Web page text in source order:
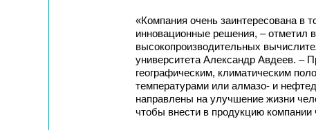
«Компания очень заинтересована в
инновационные решения, – отметил
высокопроизводительных
университета Александр Авдеев. –
географическим, климатическим
температурами или алмазо- и
направлены на улучшение жизни
чтобы внести в продукцию компании